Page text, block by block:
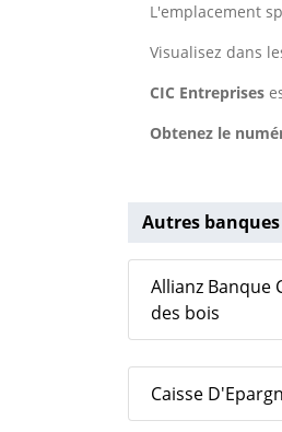
L'emplacement
Visualisez dans
CIC Entreprises
Obtenez le
Autres
Allianz Banque
des bois
Caisse